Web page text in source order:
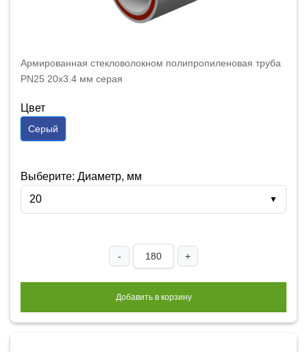
Армированная стекловолокном полипропиленовая труба
PN25 20x3.4 мм серая
Цвет
Серый
Выберите: Диаметр, мм
20
▼
- +
Добавить в корзину